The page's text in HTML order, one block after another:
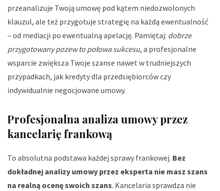
przeanalizuje Twoją umowę pod kątem niedozwolonych
klauzul, ale też przygotuje strategię na każdą ewentualność
– od mediacji po ewentualną apelację. Pamiętaj: dobrze
przygotowany pozew to połowa sukcesu, a profesjonalne
wsparcie zwiększa Twoje szanse nawet w trudniejszych
przypadkach, jak kredyty dla przedsiębiorców czy
indywidualnie negocjowane umowy.
Profesjonalna analiza umowy przez
kancelarię frankową
To absolutna podstawa każdej sprawy frankowej. Bez
dokładnej analizy umowy przez eksperta nie masz szans
na realną ocenę swoich szans. Kancelaria sprawdza nie